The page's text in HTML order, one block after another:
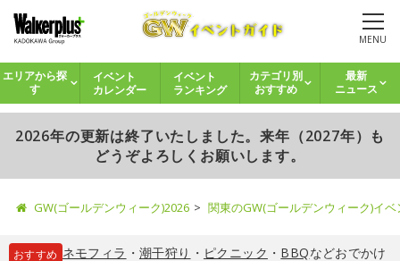
MENU
エリアから探
す
イベント
カレンダー
イベント
ランキング
カテゴリ別
おすすめ
最新
ニュース
2026年の更新は終了いたしました。来年（2027年）も
どうぞよろしくお願いします。
GW(ゴールデンウィーク)2026 関東のGW(ゴールデンウィーク)イ
おすすめ ネモフィラ ・ 潮干狩り ・ ピクニック ・ BBQなどおでかけ